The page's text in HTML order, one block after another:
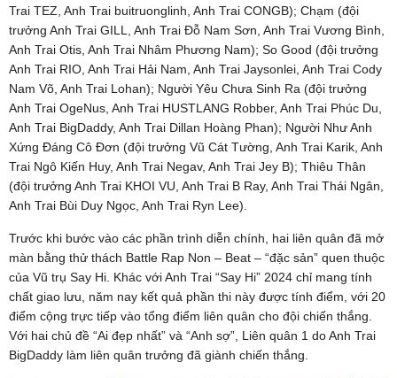
Trai TEZ, Anh Trai buitruonglinh, Anh Trai CONGB); Chạm (đội
trưởng Anh Trai GILL, Anh Trai Đỗ Nam Sơn, Anh Trai Vương Bình,
Anh Trai Otis, Anh Trai Nhâm Phương Nam); So Good (đội trưởng
Anh Trai RIO, Anh Trai Hải Nam, Anh Trai Jaysonlei, Anh Trai Cody
Nam Võ, Anh Trai Lohan); Người Yêu Chưa Sinh Ra (đội trưởng
Anh Trai OgeNus, Anh Trai HUSTLANG Robber, Anh Trai Phúc Du,
Anh Trai BigDaddy, Anh Trai Dillan Hoàng Phan); Người Như Anh
Xứng Đáng Cô Đơn (đội trưởng Vũ Cát Tường, Anh Trai Karik, Anh
Trai Ngô Kiến Huy, Anh Trai Negav, Anh Trai Jey B); Thiêu Thân
(đội trưởng Anh Trai KHOI VU, Anh Trai B Ray, Anh Trai Thái Ngân,
Anh Trai Bùi Duy Ngọc, Anh Trai Ryn Lee).
Trước khi bước vào các phần trình diễn chính, hai liên quân đã mở
màn bằng thử thách Battle Rap Non – Beat – “đặc sản” quen thuộc
của Vũ trụ Say Hi. Khác với Anh Trai “Say Hi” 2024 chỉ mang tính
chất giao lưu, năm nay kết quả phần thi này được tính điểm, với 20
điểm cộng trực tiếp vào tổng điểm liên quân cho đội chiến thắng.
Với hai chủ đề “Ai đẹp nhất” và “Anh sợ”, Liên quân 1 do Anh Trai
BigDaddy làm liên quân trưởng đã giành chiến thắng.